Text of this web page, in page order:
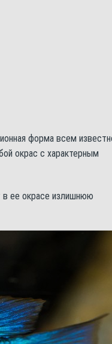
форма всем
окрас с характерным
в ее окрасе излишнюю